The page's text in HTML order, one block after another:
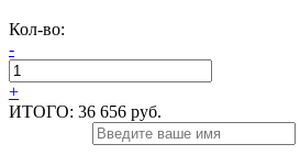
Кол-во:
-
+
ИТОГО: 36 656 руб.